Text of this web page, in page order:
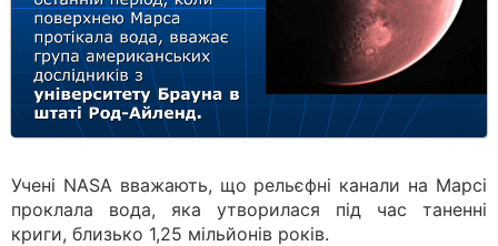
Учені NASA вважають, що рельєфні канали на Марсі
проклала вода, яка утворилася під час таненні
криги, близько 1,25 мільйонів років.